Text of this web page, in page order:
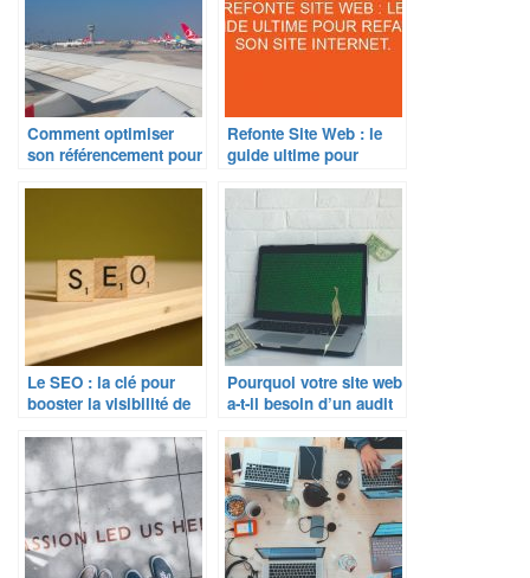
Comment optimiser
son référencement pour
Refonte Site Web : le
guide ultime pour
Le SEO : la clé pour
booster la visibilité de
Pourquoi votre site web
a-t-il besoin d’un audit